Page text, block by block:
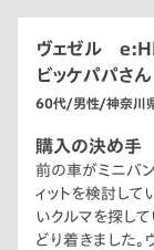
ヴェゼル
ビッケパパさん
60代/男性/神奈川
購入の決め手
前の車がミニバ
ィットを検討し
いクルマを探し
どり着きました。